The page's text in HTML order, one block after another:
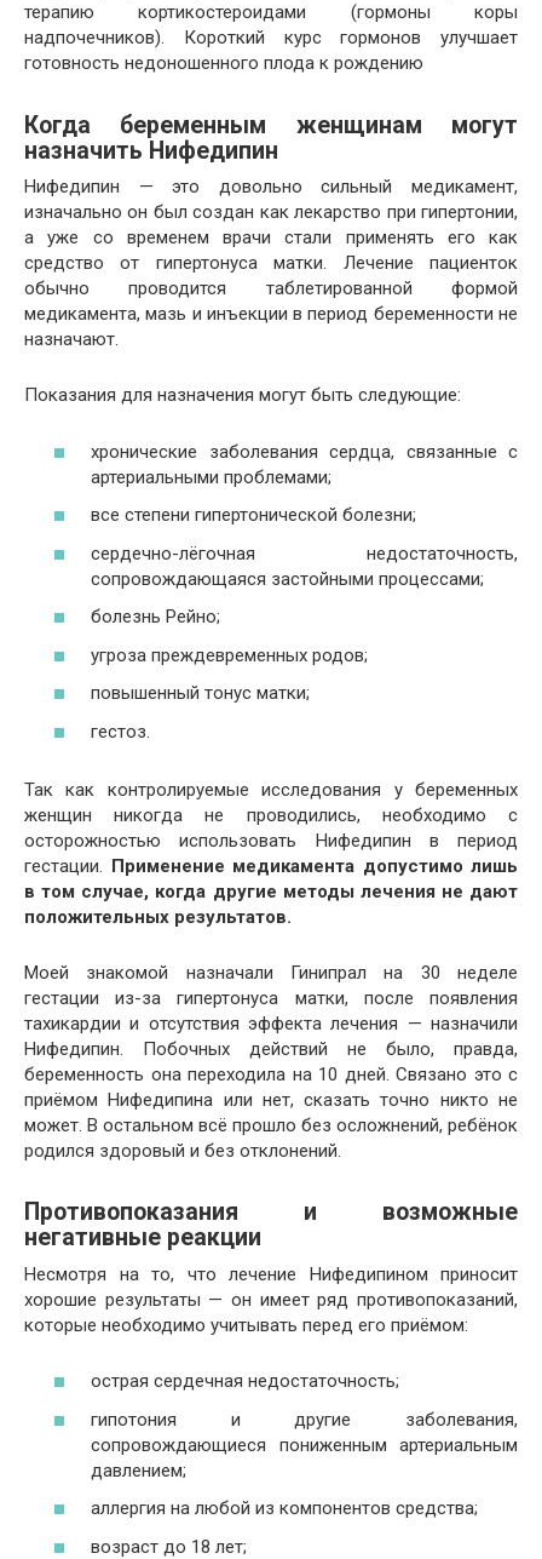
терапию кортикостероидами (гормоны коры
надпочечников). Короткий курс гормонов улучшает
готовность недоношенного плода к рождению
Когда беременным женщинам могут
назначить Нифедипин
Нифедипин — это довольно сильный медикамент,
изначально он был создан как лекарство при гипертонии,
а уже со временем врачи стали применять его как
средство от гипертонуса матки. Лечение пациенток
обычно проводится таблетированной формой
медикамента, мазь и инъекции в период беременности не
назначают.
Показания для назначения могут быть следующие:
хронические заболевания сердца, связанные с
артериальными проблемами;
все степени гипертонической болезни;
сердечно-лёгочная недостаточность,
сопровождающаяся застойными процессами;
болезнь Рейно;
угроза преждевременных родов;
повышенный тонус матки;
гестоз.
Так как контролируемые исследования у беременных
женщин никогда не проводились, необходимо с
осторожностью использовать Нифедипин в период
гестации. Применение медикамента допустимо лишь
в том случае, когда другие методы лечения не дают
положительных результатов.
Моей знакомой назначали Гинипрал на 30 неделе
гестации из-за гипертонуса матки, после появления
тахикардии и отсутствия эффекта лечения — назначили
Нифедипин. Побочных действий не было, правда,
беременность она переходила на 10 дней. Связано это с
приёмом Нифедипина или нет, сказать точно никто не
может. В остальном всё прошло без осложнений, ребёнок
родился здоровый и без отклонений.
Противопоказания и возможные
негативные реакции
Несмотря на то, что лечение Нифедипином приносит
хорошие результаты — он имеет ряд противопоказаний,
которые необходимо учитывать перед его приёмом:
острая сердечная недостаточность;
гипотония и другие заболевания,
сопровождающиеся пониженным артериальным
давлением;
аллергия на любой из компонентов средства;
возраст до 18 лет;